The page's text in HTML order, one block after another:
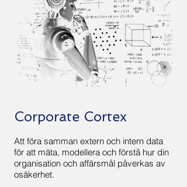
Corporate Cortex
Att föra samman extern och intern data
för att mäta, modellera och förstå hur din
organisation och affärsmål påverkas av
osäkerhet.